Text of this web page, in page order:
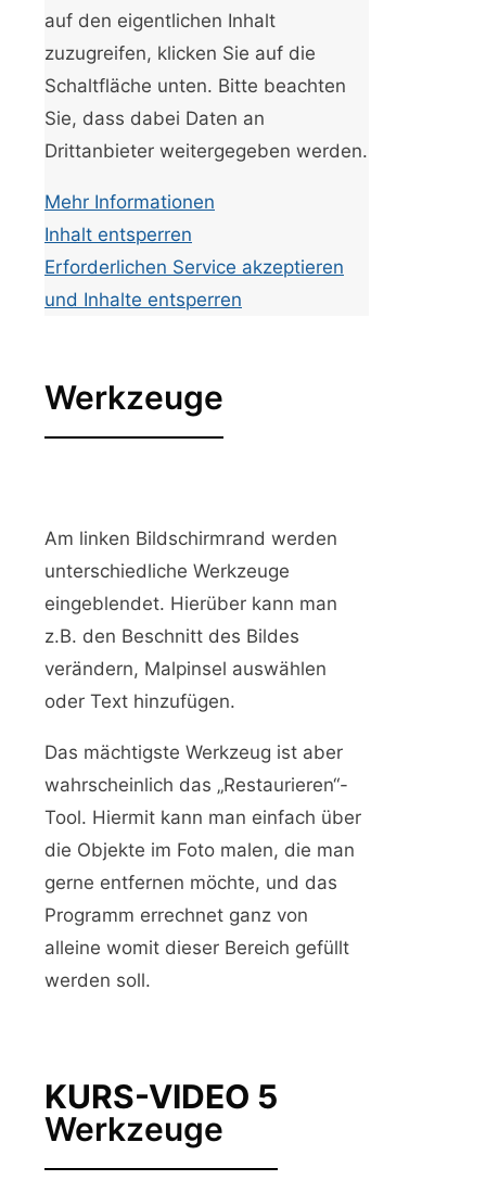
auf den eigentlichen Inhalt
zuzugreifen, klicken Sie auf die
Schaltfläche unten. Bitte beachten
Sie, dass dabei Daten an
Drittanbieter weitergegeben werden.
Mehr Informationen
Inhalt entsperren
Erforderlichen Service akzeptieren
und Inhalte entsperren
Werkzeuge
Am linken Bildschirmrand werden
unterschiedliche Werkzeuge
eingeblendet. Hierüber kann man
z.B. den Beschnitt des Bildes
verändern, Malpinsel auswählen
oder Text hinzufügen.
Das mächtigste Werkzeug ist aber
wahrscheinlich das „Restaurieren“-
Tool. Hiermit kann man einfach über
die Objekte im Foto malen, die man
gerne entfernen möchte, und das
Programm errechnet ganz von
alleine womit dieser Bereich gefüllt
werden soll.
KURS-VIDEO 5
Werkzeuge